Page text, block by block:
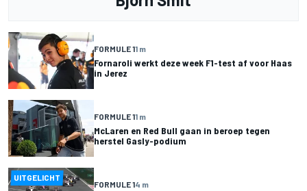
FORMULE 11 m
Fornaroli werkt deze week F1-test af voor Haas
in Jerez
FORMULE 11 m
McLaren en Red Bull gaan in beroep tegen
herstel Gasly-podium
UITGELICHT
FORMULE 14 m